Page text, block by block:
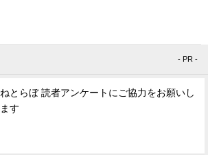
- PR -
ねとらぼ 読者アンケートにご協力をお願いし
ます